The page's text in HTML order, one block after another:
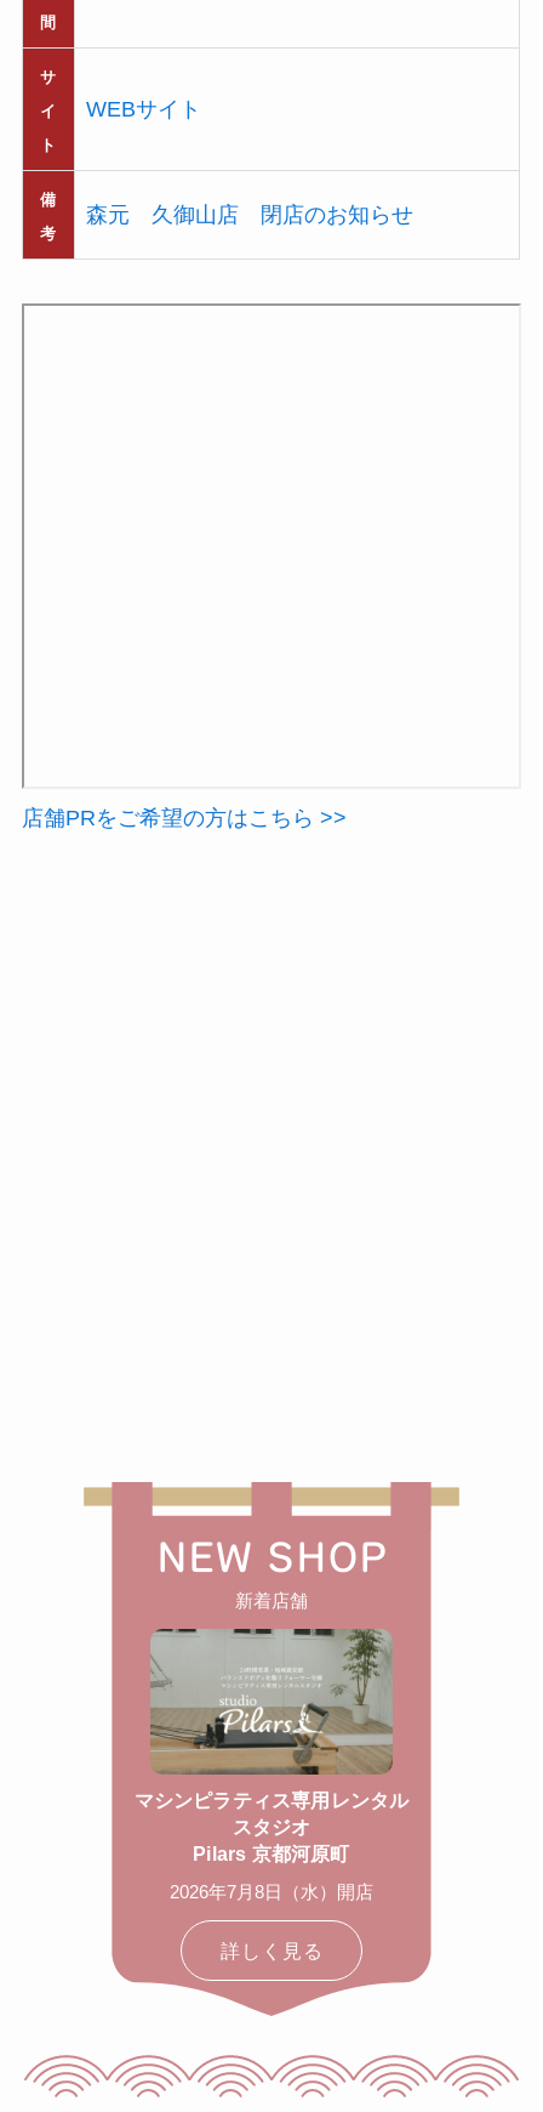
間
サ
イ
ト
WEBサイト
備
考
森元 久御山店 閉店のお知らせ
店舗PRをご希望の方はこちら >>
NEW SHOP
新着店舗
マシンピラティス専用レンタル
スタジオ
Pilars 京都河原町
2026年7月8日（水）開店
詳しく見る